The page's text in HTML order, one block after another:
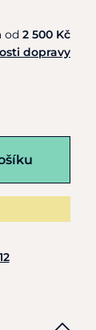
od 2 500 Kč
dopravy